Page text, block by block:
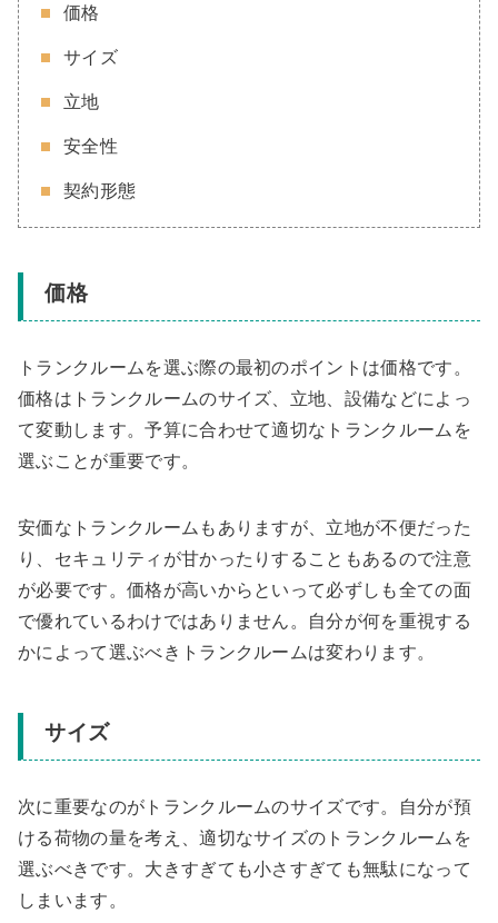
価格
サイズ
立地
安全性
契約形態
価格
トランクルームを選ぶ際の最初のポイントは価格です。
価格はトランクルームのサイズ、立地、設備などによっ
て変動します。予算に合わせて適切なトランクルームを
選ぶことが重要です。
安価なトランクルームもありますが、立地が不便だった
り、セキュリティが甘かったりすることもあるので注意
が必要です。価格が高いからといって必ずしも全ての面
で優れているわけではありません。自分が何を重視する
かによって選ぶべきトランクルームは変わります。
サイズ
次に重要なのがトランクルームのサイズです。自分が預
ける荷物の量を考え、適切なサイズのトランクルームを
選ぶべきです。大きすぎても小さすぎても無駄になって
しまいます。